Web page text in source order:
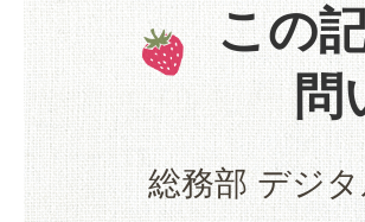
この
問
総務部 デジ